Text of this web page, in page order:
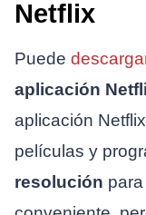
Netflix
Puede
aplicación
aplicación
películas y
resolución